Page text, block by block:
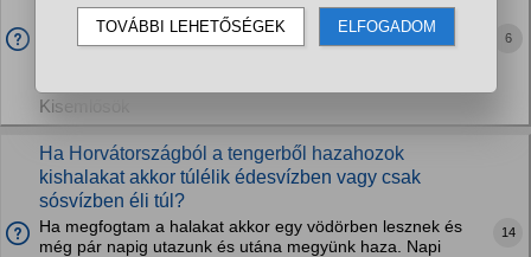
Ekkora vagy ennél kicsit kisebb méretben és lehetőleg
átlátszó: (Össze lenne kapcsolva ketreccel)Jelenleg nincs
Kisemlősök
6
Ha Horvátországból a tengerből hazahozok
kishalakat akkor túlélik édesvízben vagy csak
sósvízben éli túl?
Ha megfogtam a halakat akkor egy vödörben lesznek és
még pár napig utazunk és utána megyünk haza. Napi
14